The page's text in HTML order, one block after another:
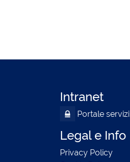
Intranet
Portale servizi
Legal e Info
Privacy Policy